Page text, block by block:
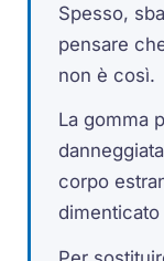
Spesso,
pensare
non è così.
La gomma
corpo